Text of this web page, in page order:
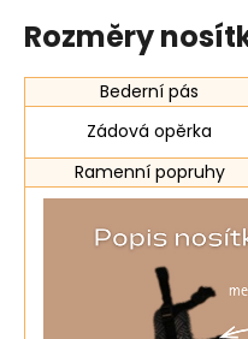
Rozměry
Bederní pás
Zádová opěrka
Ramenní popruhy